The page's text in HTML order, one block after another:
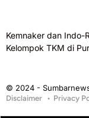
Kemnaker dan Indo-
Kelompok TKM di
© 2024 -
Disclaimer
Privacy